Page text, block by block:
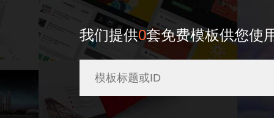
我们提供0套免费模板供您使